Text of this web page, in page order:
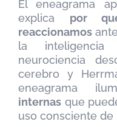
El eneagrama
explica por
reaccionamos
la inteligencia
neurociencia
cerebro y
eneagrama
internas que
uso consciente de